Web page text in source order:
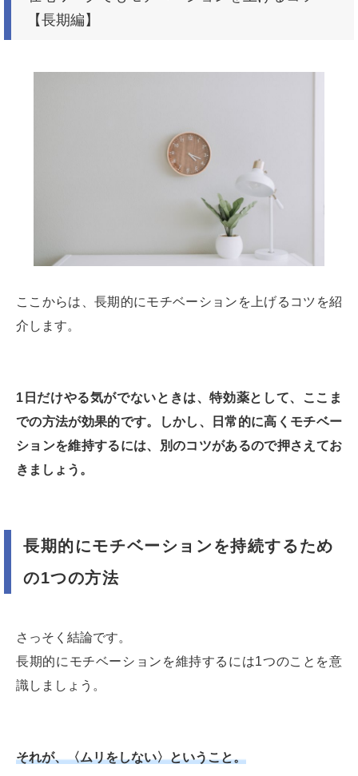
【長期編】
ここからは、長期的にモチベーションを上げるコツを紹
介します。
1日だけやる気がでないときは、特効薬として、ここま
での方法が効果的です。しかし、日常的に高くモチベー
ションを維持するには、別のコツがあるので押さえてお
きましょう。
長期的にモチベーションを持続するため
の1つの方法
さっそく結論です。
長期的にモチベーションを維持するには1つのことを意
識しましょう。
それが、〈ムリをしない〉ということ。